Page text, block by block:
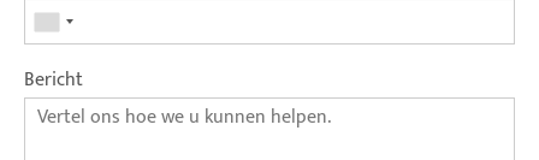
Bericht